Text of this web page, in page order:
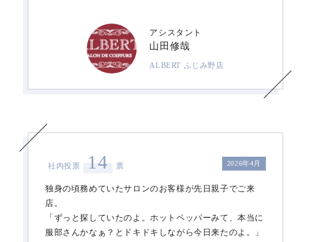
アシスタント
山田修哉
ALBERT ふじみ野店
2026年4月
社内投票 14 票
独身の頃務めていたサロンのお客様が先日親子でご来
店。
「ずっと探していたのよ。ホットペッパーみて、本当に
服部さんかなぁ？とドキドキしながら今日来たのよ。」